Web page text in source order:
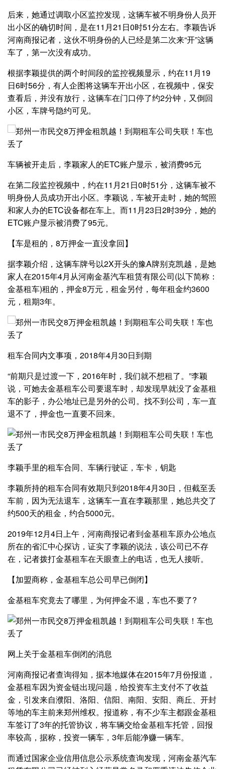
后来，她通过调取小区监控发现，这辆车被不明身份人员开
出小区的确切时间，是在11月21日0时51分左右。李颖告诉
河南商报记者，这伙不明身份的人已经是第二次来“开”这辆
车了，第一次没有成功。
根据李颖提供的两个时间段的监控视频显示，约在11月19
日6时56分，有人企图将这辆车开出小区，在视频中，保安
查看后，并没有放行，这辆车在门口停了约2分钟，又倒回
小区，车牌号隐约可见。
车辆被开走后，李颖家人的ETC账户显示，被消费95元
在第二段监控视频中，约在11月21日0时51分，这辆车被不
明身份人员成功开出小区。李颖说，车被开走时，她的驾照
和家人办的ETC设备都在车上。而11月23日2时39分，她的
ETC账户显示被消费了95元。
【车是租的，8万押金一直没拿回】
据李颖介绍，这辆车牌号以2X开头的豫A牌别克凯越，是她
家人在2015年4月从河南金基汽车租赁有限公司(以下简称：
金基租车)租的，押金8万元，租金另付，每年租金约3600
元，租期3年。
租车合同内文事项，2018年4月30日到期
“前期只是过渡一下，2016年时，我们就不想租了。”李颖
说，可她去金基租车公司要退车时，却发现早就没了金基租
车的影子，办公地址已是另外的公司。找不到公司，车一直
退不了，押金也一直要不回来。
李颖手里的租车合同、车辆行驶证，车卡，钥匙
李颖所持的租车合同有效期只到2018年4月30日，但截至丢
车前，因为无法退车，这辆车一直在李颖那里，她总共交了
约500天的租金，约合5000元。
2019年12月4日上午，河南商报记者到金基租车原办公地点
所在的省汇中心探访，证实了李颖的说法，该公司已不存
在，记者拨打金基租车在天眼查上的电话，也无人接听。
【加盟商称，金基租车总公司早已倒闭】
金基租车究竟去了哪里，为何押金不退，车也不要了?
网上关于金基租车倒闭的消息
河南商报记者查询得知，据本地媒体在2015年7月份报道，
金基租车因为资金链出现问题，给投资车主支付不了收益
金，引发来自濮阳、洛阳、信阳、南阳、安阳、商丘、开封
等地的车主前来郑州维权。报道称，有不少车主都跟金基租
车签订了3年的托管协议，将车辆交给金基租车托管，回报
率较高，据称，投资一辆车，3年后能净赚一辆车。
而通过国家企业信用信息公示系统查询发现，河南金基汽车